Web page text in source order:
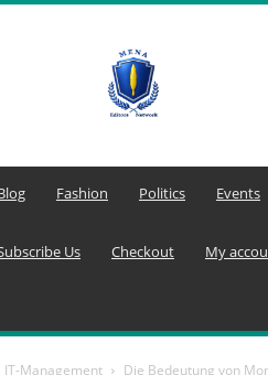
MENA
Editors
Network
Fashion Politics Events
Us Checkout My
IT-Management Die Bedeutung von